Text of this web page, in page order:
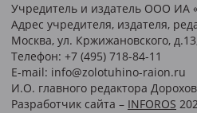
Учредитель и издатель ООО ИА
Адрес учредителя, издателя,
Москва, ул. Кржижановского,
Телефон: +7 (495) 718-84-11
E-mail: info@zolotuhino-raion.ru
И.О. главного редактора
Разработчик сайта – INFOROS